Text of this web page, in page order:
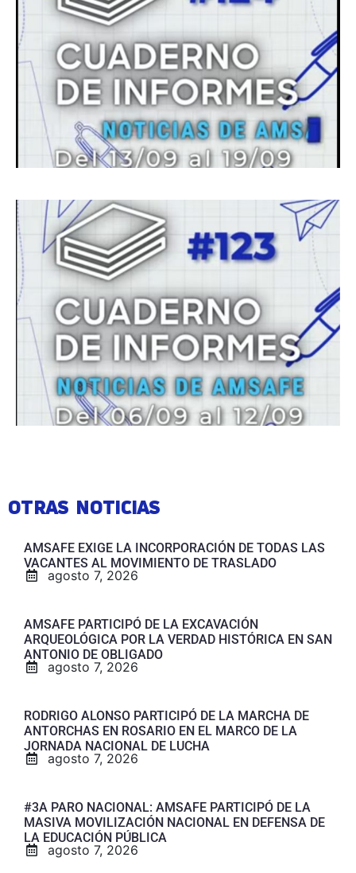
OTRAS NOTICIAS
AMSAFE EXIGE LA INCORPORACIÓN DE TODAS LAS
VACANTES AL MOVIMIENTO DE TRASLADO
agosto 7, 2026
AMSAFE PARTICIPÓ DE LA EXCAVACIÓN
ARQUEOLÓGICA POR LA VERDAD HISTÓRICA EN SAN
ANTONIO DE OBLIGADO
agosto 7, 2026
RODRIGO ALONSO PARTICIPÓ DE LA MARCHA DE
ANTORCHAS EN ROSARIO EN EL MARCO DE LA
JORNADA NACIONAL DE LUCHA
agosto 7, 2026
#3A PARO NACIONAL: AMSAFE PARTICIPÓ DE LA
MASIVA MOVILIZACIÓN NACIONAL EN DEFENSA DE
LA EDUCACIÓN PÚBLICA
agosto 7, 2026